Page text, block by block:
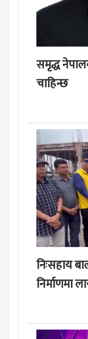
समृद्ध
चाहिन्छ
निःसहाय
निर्माणमा